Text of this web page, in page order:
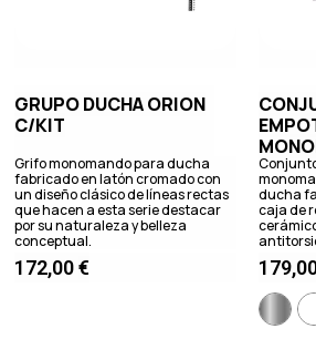
GRUPO DUCHA ORION
C/KIT
Grifo monomando para ducha
fabricado en latón cromado con
un diseño clásico de líneas rectas
que hacen a esta serie destacar
por su naturaleza y belleza
conceptual.
172,00€
ducha
caja de